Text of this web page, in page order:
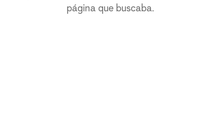
página que buscaba.